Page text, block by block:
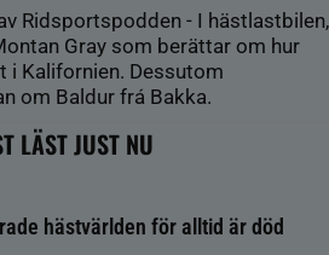
Ridsportspodden - I hästlastbilen,
Gray som berättar om hur
i Kalifornien. Dessutom
om Baldur frá Bakka.
LÄST JUST NU
hästvärlden för alltid är död